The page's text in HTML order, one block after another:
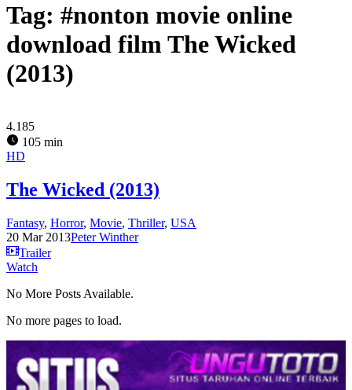
Tag: #nonton movie online
download film The Wicked
(2013)
4.185
105 min
HD
The Wicked (2013)
Fantasy, Horror, Movie, Thriller, USA
20 Mar 2013Peter Winther
Trailer
Watch
No More Posts Available.
No more pages to load.